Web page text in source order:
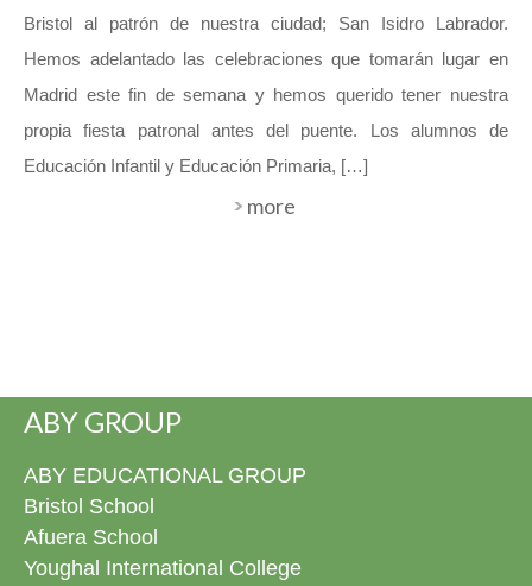
Bristol al patrón de nuestra ciudad; San Isidro Labrador.
Hemos adelantado las celebraciones que tomarán lugar en
Madrid este fin de semana y hemos querido tener nuestra
propia fiesta patronal antes del puente. Los alumnos de
Educación Infantil y Educación Primaria, […]
more
ABY GROUP
ABY EDUCATIONAL GROUP
Bristol School
Afuera School
Youghal International College